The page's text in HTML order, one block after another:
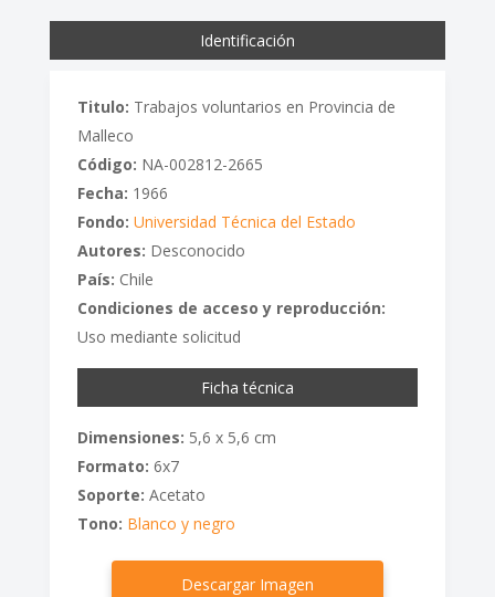
Identificación
Titulo: Trabajos voluntarios en Provincia de
Malleco
Código: NA-002812-2665
Fecha: 1966
Fondo: Universidad Técnica del Estado
Autores: Desconocido
País: Chile
Condiciones de acceso y reproducción:
Uso mediante solicitud
Ficha técnica
Dimensiones: 5,6 x 5,6 cm
Formato: 6x7
Soporte: Acetato
Tono: Blanco y negro
Descargar Imagen